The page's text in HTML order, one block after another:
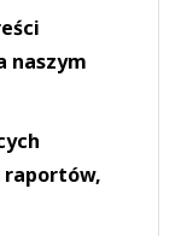
naszym
raportów,